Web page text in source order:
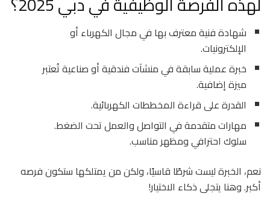
شهادة فنية معترف بها في مجال الكهرباء أو
الإلكترونيات.
خبرة عملية سابقة في منشآت فندقية أو صناعية تُعتبر
ميزة إضافية.
القدرة على قراءة المخططات الكهربائية.
مهارات متقدمة في التواصل والعمل تحت الضغط.
سلوك احترافي ومظهر مناسب.
نعم، الخبرة ليست شرطًا قاسيًا، ولكن من يمتلكها ستكون فرصه
أكبر. وهنا يتجلى ذكاء الاختيار!